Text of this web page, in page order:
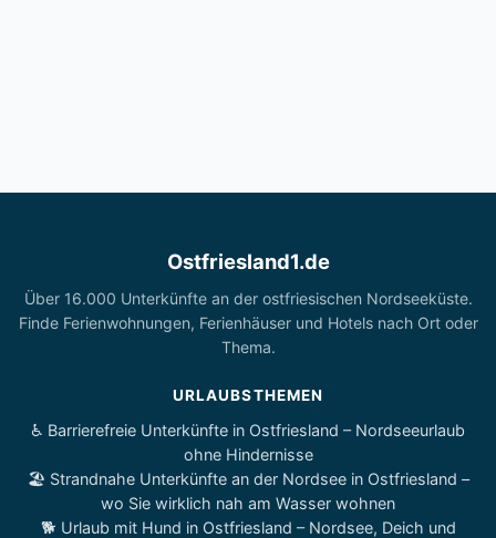
Ostfriesland1.de
Über 16.000 Unterkünfte an der ostfriesischen Nordseeküste.
Finde Ferienwohnungen, Ferienhäuser und Hotels nach Ort oder
Thema.
URLAUBSTHEMEN
♿ Barrierefreie Unterkünfte in Ostfriesland – Nordseeurlaub
ohne Hindernisse
🏖️ Strandnahe Unterkünfte an der Nordsee in Ostfriesland –
wo Sie wirklich nah am Wasser wohnen
🐕 Urlaub mit Hund in Ostfriesland – Nordsee, Deich und